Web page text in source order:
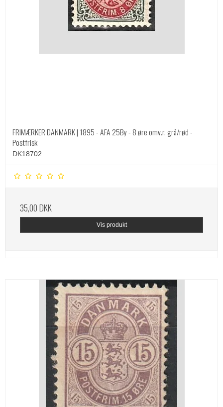
FRIMÆRKER DANMARK | 1895 - AFA 25By - 8 øre omv.r. grå/rød -
Postfrisk
DK18702
35,00 DKK
Vis produkt